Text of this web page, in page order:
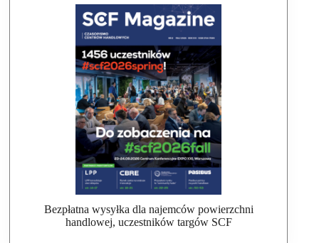
Bezpłatna wysyłka dla najemców powierzchni
handlowej, uczestników targów SCF